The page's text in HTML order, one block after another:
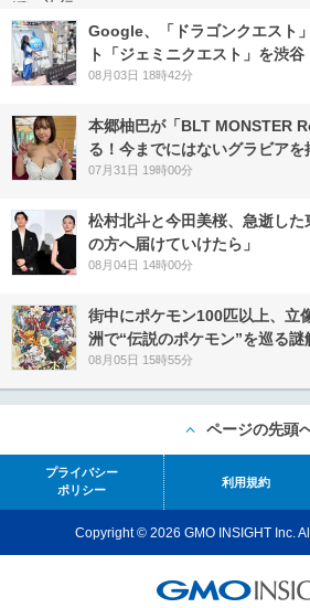
Google、「ドラゴンクエスト
ト「ジェミニクエスト」を渋
08月03日 18時42分
本郷柚巴が「BLT MONSTER
る！今までにはないグラビアを
07月31日 19時00分
松村北斗と今田美桜、急逝した
の方へ届けていけたら」
08月04日 14時00分
街中にポケモン100匹以上、
洲で“伝説のポケモン”を巡る謎
08月05日 15時55分
ページの先頭
プライバシー
ポリシー
利用規約
Copyright © 2026 GMO INSIGHT Inc.